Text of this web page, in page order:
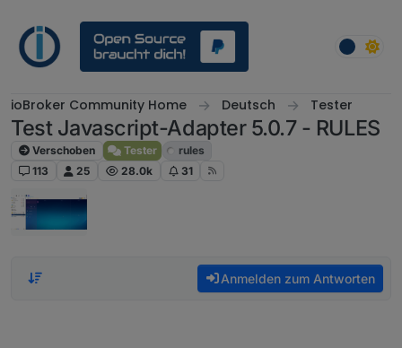
ioBroker Community Home Deutsch Tester
Test Javascript-Adapter 5.0.7 - RULES
Verschoben Tester
rules
113
25 28.0k 31
Anmelden zum Antworten